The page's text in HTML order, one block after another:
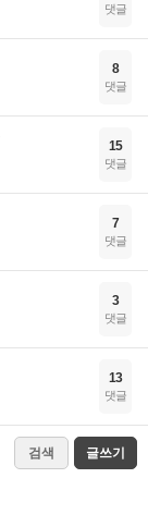
댓글
8
댓글
15
댓글
7
댓글
3
댓글
13
댓글
검색 글쓰기